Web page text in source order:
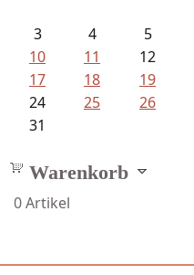
3
4 5
10
11 12
17
18 19
24
25 26
31
Warenkorb
0Artikel